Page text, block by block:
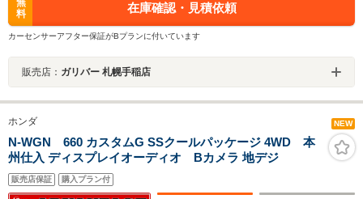
料
在庫確認・見積依頼
カーセンサーアフター保証がBプランに付いています
販売店： ガリバー 札幌手稲店
ホンダ NEW
N-WGN 660 カスタムG SSクールパッケージ 4WD 本
州仕入 ディスプレイオーディオ Bカメラ 地デジ
販売店保証 購入プラン付